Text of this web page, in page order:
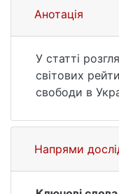
9(186). С.
2667.2016/
Анотація
У статті
світових
свободи в
аналіз
міжнародній
Напрями